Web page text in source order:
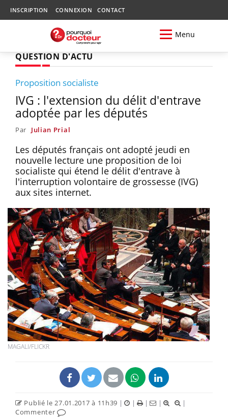
INSCRIPTION CONNEXION CONTACT
Menu
QUESTION D'ACTU
Proposition socialiste
IVG : l'extension du délit d'entrave
adoptée par les députés
Par Julian Prial
Les députés français ont adopté jeudi en
nouvelle lecture une proposition de loi
socialiste qui étend le délit d'entrave à
l'interruption volontaire de grossesse (IVG)
aux sites internet.
MAGALI/FLICKR
Publié le 27.01.2017 à 11h39 | | | |
|
Commenter